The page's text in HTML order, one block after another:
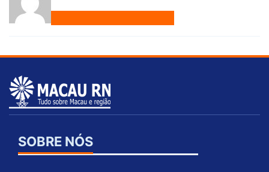
SOBRE NÓS